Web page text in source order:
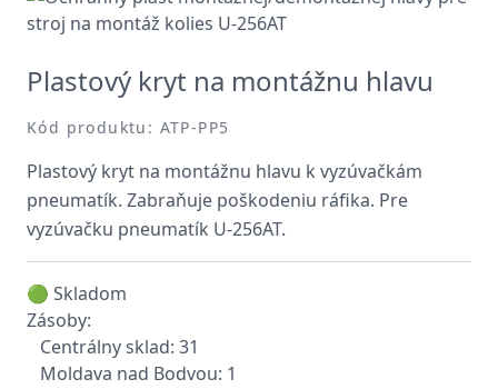
Plastový kryt na montážnu hlavu
Kód produktu: ATP-PP5
Plastový kryt na montážnu hlavu k vyzúvačkám
pneumatík. Zabraňuje poškodeniu ráfika. Pre
vyzúvačku pneumatík U-256AT.
🟢 Skladom
Zásoby:
Centrálny sklad: 31
Moldava nad Bodvou: 1